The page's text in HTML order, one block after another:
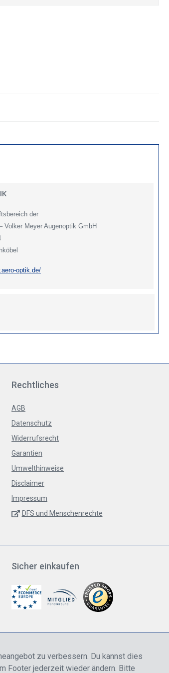
der
Volker Meyer Augenoptik GmbH
optik.de/
Rechtliches
AGB
Datenschutz
Widerrufsrecht
Garantien
Umwelthinweise
Disclaimer
Impressum
DFS und Menschenrechte
Sicher einkaufen
zu verbessern. Du kannst dies
Footer jederzeit wieder ändern. Bitte